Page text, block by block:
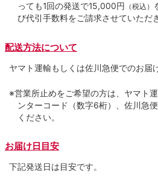
っても1回の発送で15,000円 （税込）
び代引手数料をご請求させていただ
配送方法について
ヤマト運輸もしくは佐川急便でのお届
※営業所止めをご希望の方は、ヤマト
ンターコード（数字6桁）、佐川急
ください。
お届け日目安
下記発送日は目安です。